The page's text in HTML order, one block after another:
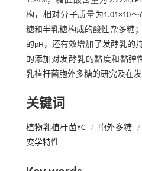
构，相对分子质量为1.01×10
糖和半乳糖构成的酸性杂多糖
的pH，还有效增加了发酵乳的
的添加对发酵乳的黏度和黏弹
乳植杆菌胞外多糖的研究及在
关键词
植物乳植杆菌YC / 胞外多糖 /
变学特性